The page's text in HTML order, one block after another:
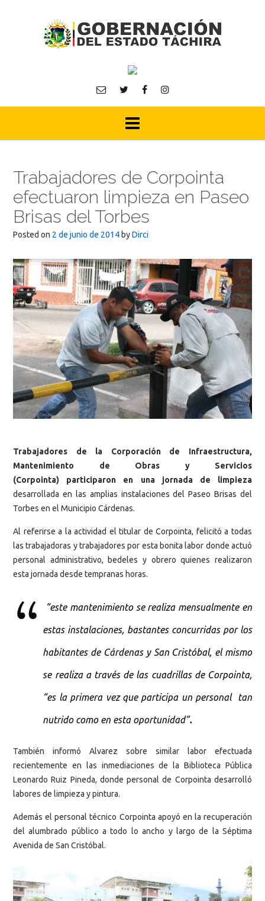
Trabajadores de Corpointa
efectuaron limpieza en Paseo
Brisas del Torbes
Posted on 2 de junio de 2014 byDirci
Trabajadores de la Corporación de Infraestructura,
Mantenimiento de Obras y Servicios
(Corpointa) participaron en una jornada de limpieza
desarrollada en las amplias instalaciones del Paseo Brisas del
Torbes en el Municipio Cárdenas.
Al referirse a la actividad el titular de Corpointa, felicitó a todas
las trabajadoras y trabajadores por esta bonita labor donde actuó
personal administrativo, bedeles y obrero quienes realizaron
esta jornada desde tempranas horas.
“este mantenimiento se realiza mensualmente en
estas instalaciones, bastantes concurridas por los
habitantes de Cárdenas y San Cristóbal, el mismo
se realiza a través de las cuadrillas de Corpointa,
“es la primera vez que participa un personal tan
nutrido como en esta oportunidad”.
También informó Alvarez sobre similar labor efectuada
recientemente en las inmediaciones de la Biblioteca Pública
Leonardo Ruiz Pineda, donde personal de Corpointa desarrolló
labores de limpieza y pintura.
Además el personal técnico Corpointa apoyó en la recuperación
del alumbrado público a todo lo ancho y largo de la Séptima
Avenida de San Cristóbal.